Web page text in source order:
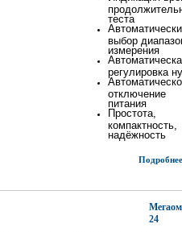
теста
выбор
измерения
регулировка
отключение
питания
Простота,
компактность,
надёжность
24